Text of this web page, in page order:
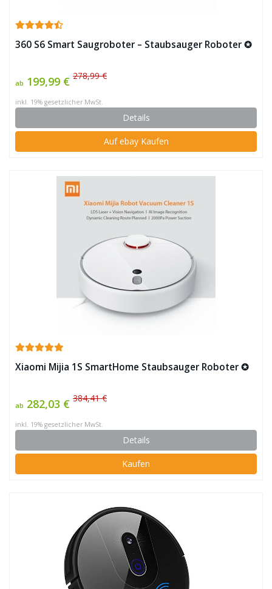
360 S6 Smart Saugroboter – Staubsauger Roboter ✪
ab 199,99 € 278,99 €
inkl. 19% gesetzlicher MwSt.
Details
Auf ebay Kaufen
Xiaomi Mijia 1S SmartHome Staubsauger Roboter ✪
ab 282,03 € 384,41 €
inkl. 19% gesetzlicher MwSt.
Details
Kaufen